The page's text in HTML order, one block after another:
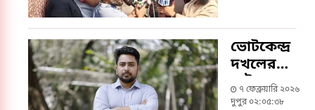
পাঁয়তারা
করছে:
হাসনাত
আব্দুল্লাহ
ভোটকেন্দ্র
দখলের
চেষ্টা হলে
ফ্যাসিস্টদের
৭ ফেব্রুয়ারি ২০২৬
দুপুর ০২:০৫:৩৮